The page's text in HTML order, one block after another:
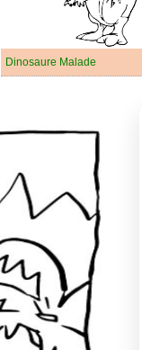
Dinosaure Malade